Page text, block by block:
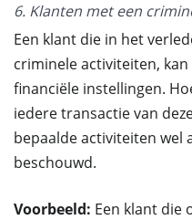
6. Klanten met een
Een klant die in het
criminele activiteiten,
financiële instellingen.
iedere transactie van
bepaalde activiteiten wel
beschouwd.
Voorbeeld: Een klant die